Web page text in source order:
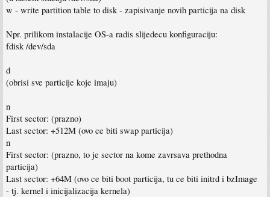
w - write partition table to disk - zapisivanje novih particija na disk
Npr. prilikom instalacije OS-a radis slijedecu konfiguraciju:
fdisk /dev/sda
d
(obrisi sve particije koje imaju)
n
First sector: (prazno)
Last sector: +512M (ovo ce biti swap particija)
n
First sector: (prazno, to je sector na kome zavrsava prethodna
particija)
Last sector: +64M (ovo ce biti boot particija, tu ce biti initrd i bzImage
- tj. kernel i inicijalizacija kernela)